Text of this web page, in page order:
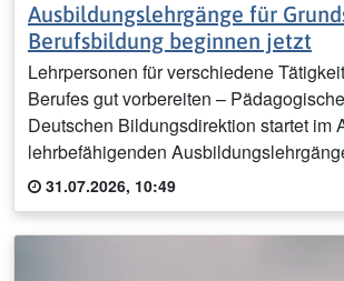
Ausbildungslehrgänge für
Berufsbildung beginnen jetzt
Lehrpersonen für verschiedene
Berufes gut vorbereiten –
Deutschen Bildungsdirektion startet im
lehrbefähigenden
31.07.2026, 10:49